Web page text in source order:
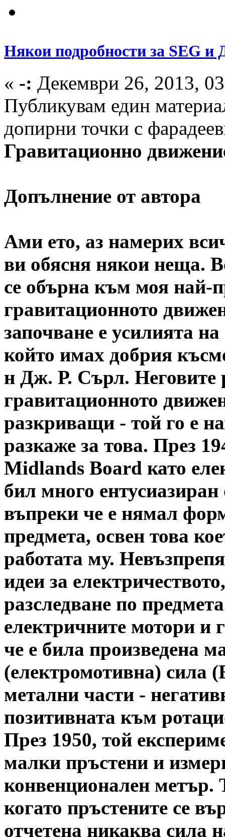
Някои подробности за SEG
« -: Декември 26, 2013,
Публикувам един
допирни точки с
Гравитационно
Допълнение от автора
Ами ето, аз намерих
ви обясня някои неща.
се обърна към моя най-
гравитационното
започване е усилията
който имах добрия
н Дж. Р. Сърл. Неговите
гравитационното
разкриващи - той го е
разкаже за това. През
Midlands Board като
бил много ентусиазиран
въпреки че е нямал
предмета, освен това
работата му.
идеи за
разследване по
електричните мотори и
че е била произведена
(електромотивна) сила
метални части -
позитивната към
През 1950, той
малки пръстени и
конвенционален метър.
когато пръстените се
отчетена никаква сила